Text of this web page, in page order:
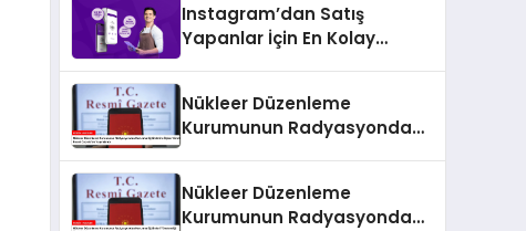
Instagram’dan Satış
Yapanlar İçin En Kolay
Nükleer Düzenleme
Kurumunun Radyasyondan
Gazete’de Yayımlandı
Nükleer Düzenleme
Kurumunun Radyasyondan